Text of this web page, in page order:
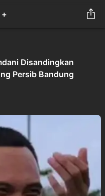
+
Disandingkan
Persib Bandung